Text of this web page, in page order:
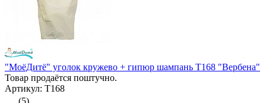
"МоёДитё" уголок кружево + гипюр шампань Т168 "Вербена"
Товар продаётся поштучно.
Артикул: Т168